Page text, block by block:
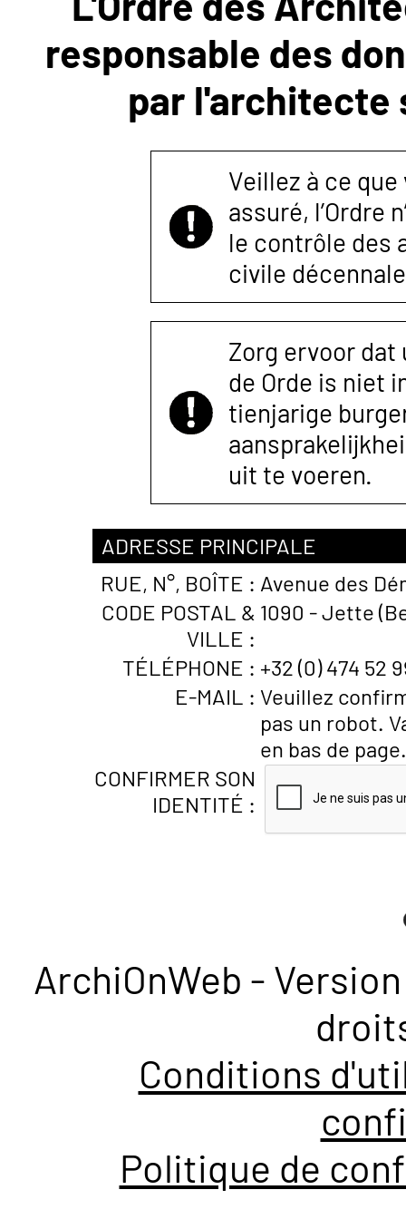
NOUS
CONTACTER
responsable des
par l'architecte
Veillez à ce
assuré, l’Ordre
le contrôle des
civile
Zorg ervoor
de Orde is niet
tienjarige
uit te voeren.
ADRESSE PRINCIPALE
RUE, N°, BOÎTE : Avenue des
CODE POSTAL &
VILLE :
1090 - Jette
TÉLÉPHONE : +32 (0) 474 52
E-MAIL : Veuillez
pas un robot.
en bas de page.
CONFIRMER SON
IDENTITÉ :
ArchiOnWeb -
Conditions
Politique de